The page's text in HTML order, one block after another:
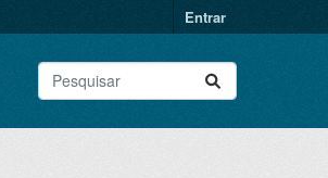
Entrar